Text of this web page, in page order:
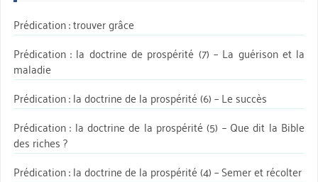
Prédication : trouver grâce
Prédication : la doctrine de prospérité (7) – La guérison et la
maladie
Prédication : la doctrine de la prospérité (6) – Le succès
Prédication : la doctrine de la prospérité (5) – Que dit la Bible
des riches ?
Prédication : la doctrine de la prospérité (4) – Semer et récolter